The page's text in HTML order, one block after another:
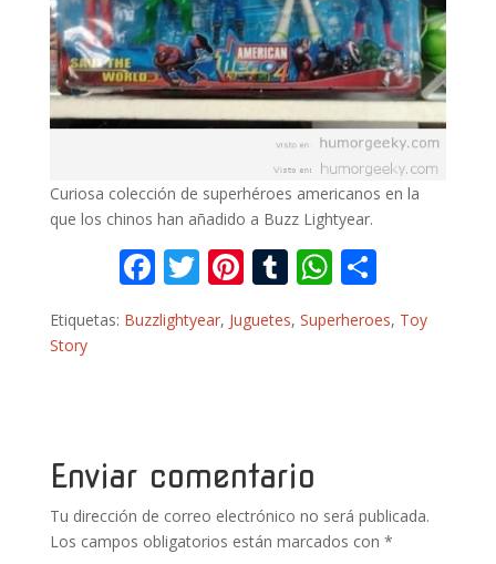
Curiosa colección de superhéroes americanos en la
que los chinos han añadido a Buzz Lightyear.
F
ac
e
k
T
w
itt
Pi
nt
er
T
u
m
W
h
at m
Etiquetas: Buzzlightyear, Juguetes, Superheroes, Toy
Story
Enviar comentario
Tu dirección de correo electrónico no será publicada.
Los campos obligatorios están marcados con *